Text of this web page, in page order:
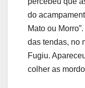
do
Mato ou
das tendas, no
Fugiu.
colher as